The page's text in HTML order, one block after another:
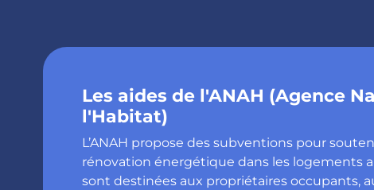
Les aides de l'ANAH (Agence
l'Habitat)
L’ANAH propose des subventions pour
rénovation énergétique dans les logements
sont destinées aux propriétaires occupants,